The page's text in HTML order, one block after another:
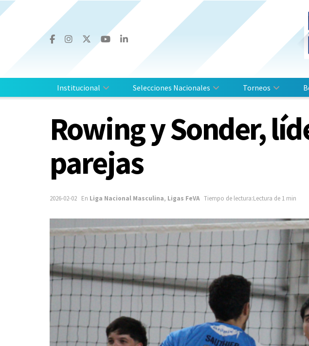
Institucional Selecciones Nacionales Torneos
Rowing y Sonder,
parejas
2026-02-02 En Liga Nacional Masculina, Ligas FeVA Tiempo de lectura:Lectura de 1 min